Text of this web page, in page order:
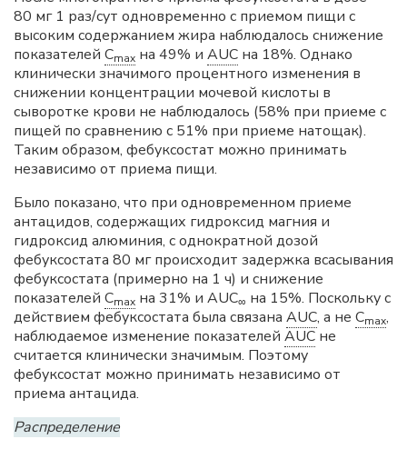
80 мг 1 раз/сут одновременно с приемом пищи с
высоким содержанием жира наблюдалось снижение
показателей Cmax на 49% и AUC на 18%. Однако
клинически значимого процентного изменения в
снижении концентрации мочевой кислоты в
сыворотке крови не наблюдалось (58% при приеме с
пищей по сравнению с 51% при приеме натощак).
Таким образом, фебуксостат можно принимать
независимо от приема пищи.
Было показано, что при одновременном приеме
антацидов, содержащих гидроксид магния и
гидроксид алюминия, с однократной дозой
фебуксостата 80 мг происходит задержка всасывания
фебуксостата (примерно на 1 ч) и снижение
показателей Cmax на 31% и AUC∞ на 15%. Поскольку с
действием фебуксостата была связана AUC, а не Cmax,
наблюдаемое изменение показателей AUC не
считается клинически значимым. Поэтому
фебуксостат можно принимать независимо от
приема антацида.
Распределение